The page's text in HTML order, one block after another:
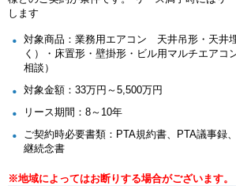
します
対象商品：業務用エアコン 天井吊形・天井
く）・床置形・壁掛形・ビル用マルチエアコ
相談）
対象金額：33万円～5,500万円
リース期間：8～10年
ご契約時必要書類：PTA規約書、PTA議事録
継続念書
※地域によってはお断りする場合がございます。